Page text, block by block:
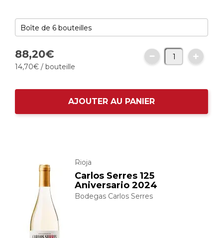
88,20€
14,70€ / bouteille
AJOUTER AU PANIER
Rioja
Carlos Serres 125
Aniversario 2024
Bodegas Carlos Serres